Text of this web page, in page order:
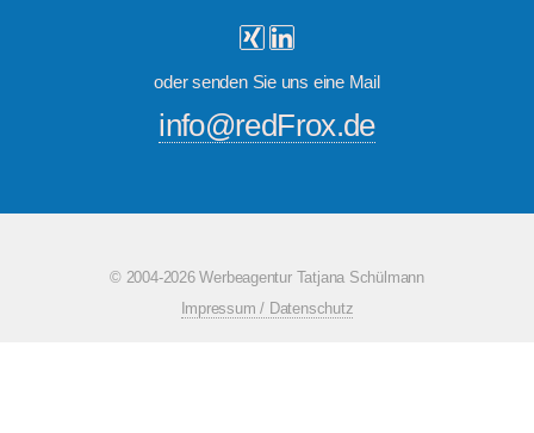
oder senden Sie uns eine Mail
info@redFrox.de
© 2004-2026 Werbeagentur Tatjana Schülmann
Impressum / Datenschutz